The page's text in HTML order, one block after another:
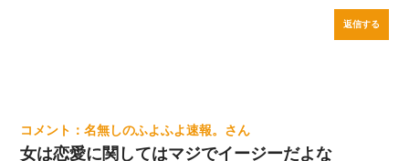
返信する
名無しのふよふよ速報。
女は恋愛に関してはマジでイージーだよな